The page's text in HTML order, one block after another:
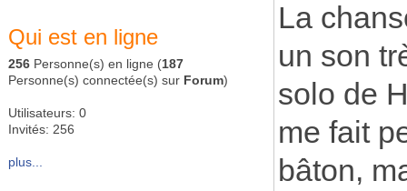
Qui est en ligne
256 Personne(s) en ligne (187
Personne(s) connectée(s) sur Forum)
Utilisateurs: 0
Invités: 256
plus...
La
un son
solo de
me fait
bâton,